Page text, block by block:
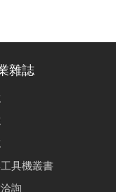
雜誌
具機叢書
詢